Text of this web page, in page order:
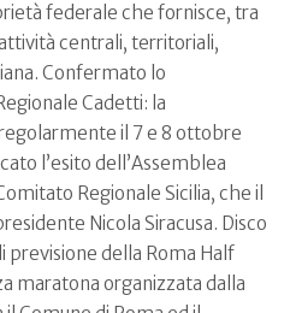
federale che fornisce, tra
centrali, territoriali,
Confermato lo
Cadetti: la
il 7 e 8 ottobre
l’esito dell’Assemblea
Regionale Sicilia, che il
Nicola Siracusa. Disco
previsione della Roma Half
maratona organizzata dalla